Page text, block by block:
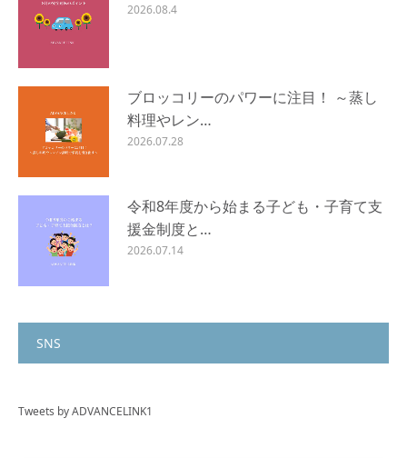
2026.08.4
ブロッコリーのパワーに注目！ ～蒸し
料理やレン…
2026.07.28
令和8年度から始まる子ども・子育て支
援金制度と…
2026.07.14
SNS
Tweets by ADVANCELINK1